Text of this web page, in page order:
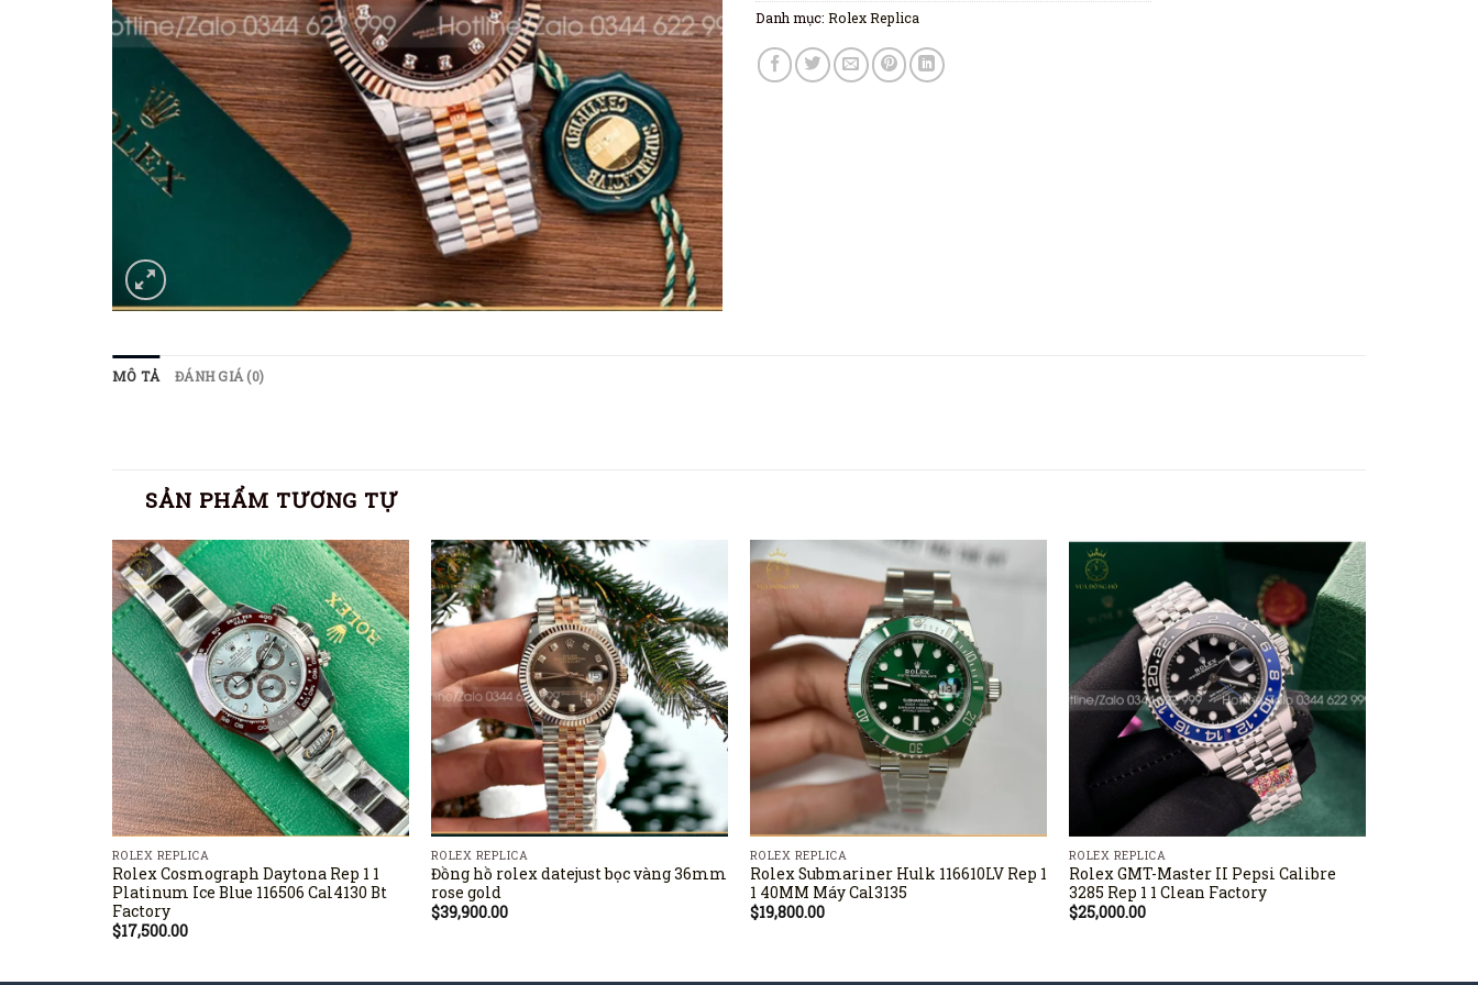
Danh mục: Rolex Replica
MÔ TẢ ĐÁNH GIÁ (0)
SẢN PHẨM TƯƠNG TỰ
ROLEX REPLICA
Rolex Cosmograph Daytona Rep 1 1
Platinum Ice Blue 116506 Cal4130 Bt
Factory
$17,500.00
ROLEX REPLICA
Đồng hồ rolex datejust bọc vàng 36mm
rose gold
$39,900.00
ROLEX REPLICA
Rolex Submariner Hulk 116610LV Rep 1
1 40MM Máy Cal3135
$19,800.00
ROLEX REPLICA
Rolex GMT-Master II Pepsi Calibre
3285 Rep 1 1 Clean Factory
$25,000.00